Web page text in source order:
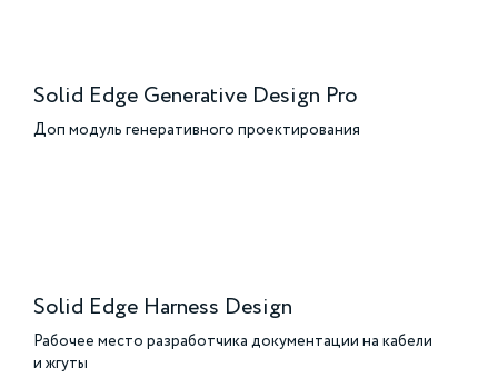
Solid Edge Generative Design Pro
Доп модуль генеративного проектирования
Solid Edge Harness Design
Рабочее место разработчика документации на кабели
и жгуты